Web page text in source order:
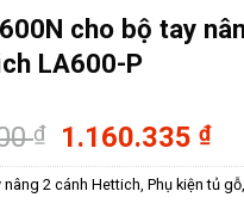
cho bộ tay
LA600-P
₫
Giá
gốc
là:
1.160.335₫Giá
tại
nâng 2 cánh Hettich, Phụ kiện tủ gỗ,